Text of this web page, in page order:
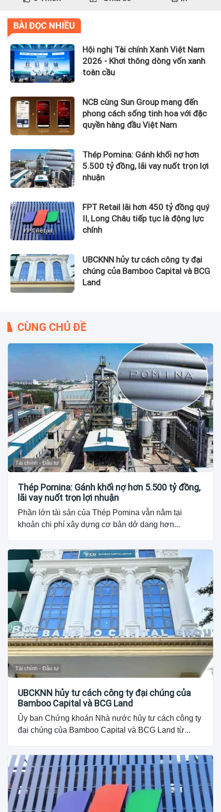
BÀI ĐỌC NHIỀU
Hội nghị Tài chính Xanh Việt Nam
2026 - Khơi thông dòng vốn xanh
toàn cầu
NCB cùng Sun Group mang đến
phong cách sống tinh hoa với đặc
quyền hàng đầu Việt Nam
Thép Pomina: Gánh khối nợ hơn
5.500 tỷ đồng, lãi vay nuốt trọn lợi
nhuận
FPT Retail lãi hơn 450 tỷ đồng quý
II, Long Châu tiếp tục là động lực
chính
UBCKNN hủy tư cách công ty đại
chúng của Bamboo Capital và BCG
Land
CÙNG CHỦ ĐỀ
Tài chính - Đầu tư
Thép Pomina: Gánh khối nợ hơn 5.500 tỷ đồng,
lãi vay nuốt trọn lợi nhuận
Phần lớn tài sản của Thép Pomina vẫn nằm tại
khoản chi phí xây dựng cơ bản dở dang hơn...
Tài chính - Đầu tư
UBCKNN hủy tư cách công ty đại chúng của
Bamboo Capital và BCG Land
Ủy ban Chứng khoán Nhà nước hủy tư cách công ty
đại chúng của Bamboo Capital và BCG Land từ...